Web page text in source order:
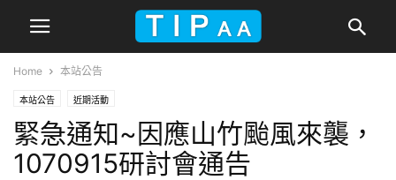
Home 本站公告
本站公告 近期活動
緊急通知~因應山竹颱風來襲，
1070915研討會通告